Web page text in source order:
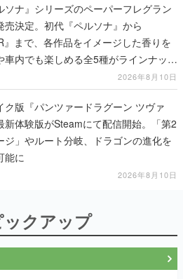
ソナ』シリーズのペーパーフレグラン
売決定。初代『ペルソナ』から
』まで、各作品をイメージした香りを
車内でも楽しめる全5種がラインナッ
約受付は8月17日12時より開始2026年8月10日
ク版『パンツァードラグーン ツヴァ
新体験版がSteamにて配信開始。「第2
ジ」やルート分岐、ドラゴンの進化を
能に
2026年8月10日
クアップ